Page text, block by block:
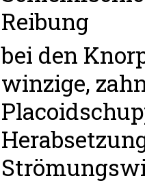
Reibung
bei den
winzige,